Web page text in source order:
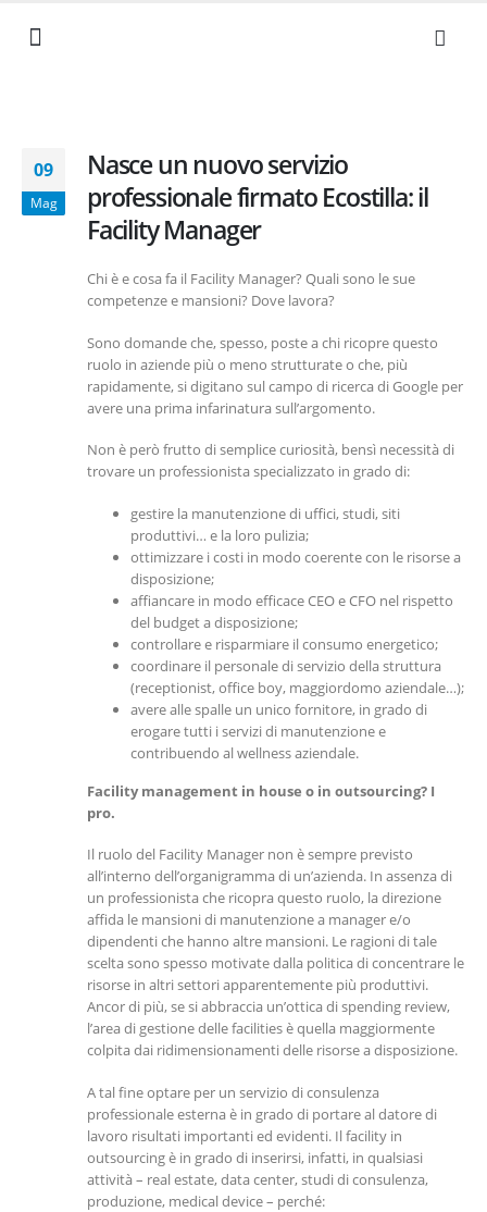
09
Mag
Nasce un nuovo servizio
professionale firmato Ecostilla: il
Facility Manager
Chi è e cosa fa il Facility Manager? Quali sono le sue
competenze e mansioni? Dove lavora?
Sono domande che, spesso, poste a chi ricopre questo
ruolo in aziende più o meno strutturate o che, più
rapidamente, si digitano sul campo di ricerca di Google per
avere una prima infarinatura sull’argomento.
Non è però frutto di semplice curiosità, bensì necessità di
trovare un professionista specializzato in grado di:
gestire la manutenzione di uffici, studi, siti
produttivi… e la loro pulizia;
ottimizzare i costi in modo coerente con le risorse a
disposizione;
affiancare in modo efficace CEO e CFO nel rispetto
del budget a disposizione;
controllare e risparmiare il consumo energetico;
coordinare il personale di servizio della struttura
(receptionist, office boy, maggiordomo aziendale…);
avere alle spalle un unico fornitore, in grado di
erogare tutti i servizi di manutenzione e
contribuendo al wellness aziendale.
Facility management in house o in outsourcing? I
pro.
Il ruolo del Facility Manager non è sempre previsto
all’interno dell’organigramma di un’azienda. In assenza di
un professionista che ricopra questo ruolo, la direzione
affida le mansioni di manutenzione a manager e/o
dipendenti che hanno altre mansioni. Le ragioni di tale
scelta sono spesso motivate dalla politica di concentrare le
risorse in altri settori apparentemente più produttivi.
Ancor di più, se si abbraccia un’ottica di spending review,
l’area di gestione delle facilities è quella maggiormente
colpita dai ridimensionamenti delle risorse a disposizione.
A tal fine optare per un servizio di consulenza
professionale esterna è in grado di portare al datore di
lavoro risultati importanti ed evidenti. Il facility in
outsourcing è in grado di inserirsi, infatti, in qualsiasi
attività – real estate, data center, studi di consulenza,
produzione, medical device – perché: